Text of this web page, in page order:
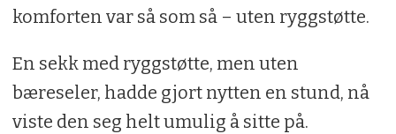
komforten var så som så – uten ryggstøtte.
En sekk med ryggstøtte, men uten
bæreseler, hadde gjort nytten en stund, nå
viste den seg helt umulig å sitte på.